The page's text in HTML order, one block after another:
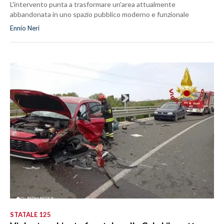
L'intervento punta a trasformare un'area attualmente
abbandonata in uno spazio pubblico moderno e funzionale
Ennio Neri
STATALE 125